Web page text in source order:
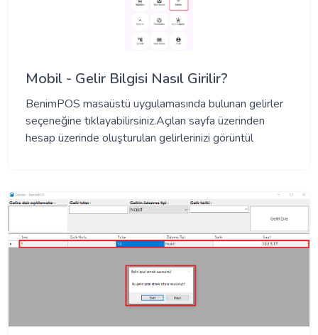
Mobil - Gelir Bilgisi Nasıl Girilir?
BenimPOS masaüstü uygulamasında bulunan gelirler
seçeneğine tıklayabilirsiniz.Açılan sayfa üzerinden
hesap üzerinde oluşturulan gelirlerinizi görüntül